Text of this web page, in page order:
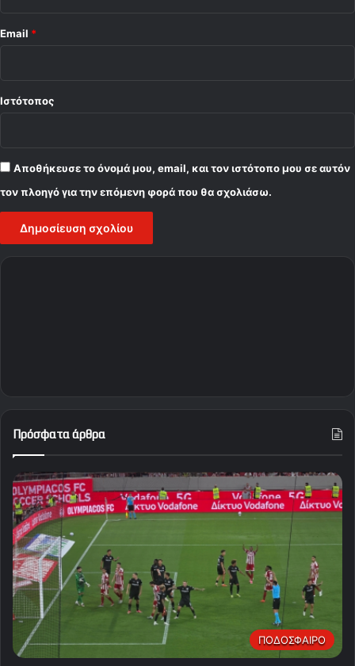
Email *
Ιστότοπος
Αποθήκευσε το όνομά μου, email, και τον ιστότοπο μου σε αυτόν
τον πλοηγό για την επόμενη φορά που θα σχολιάσω.
Πρόσφατα άρθρα
ΠΟΔΟΣΦΑΙΡΟ